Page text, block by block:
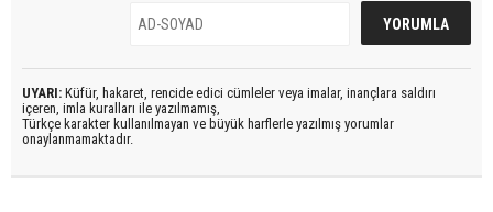
UYARI: Küfür, hakaret, rencide edici cümleler veya imalar, inançlara saldırı
içeren, imla kuralları ile yazılmamış,
Türkçe karakter kullanılmayan ve büyük harflerle yazılmış yorumlar
onaylanmamaktadır.